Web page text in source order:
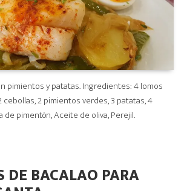
pimientos y patatas. Ingredientes: 4 lomos
cebollas, 2 pimientos verdes, 3 patatas, 4
de pimentón, Aceite de oliva, Perejil.
DE BACALAO PARA